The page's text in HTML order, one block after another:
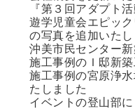
『第３回アダプト
遊学児童会エピッ
の写真を追加いたし
沖美市民センター
施工事例のＩ邸新
施工事例の宮原浄
たしました
イベントの登山部